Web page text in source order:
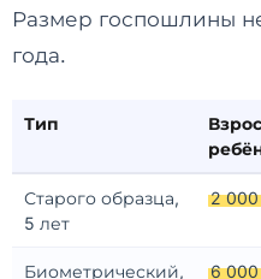
Размер госпошлины
года.
Тип
Старого образца,
5 лет
2
Биометрический,
6